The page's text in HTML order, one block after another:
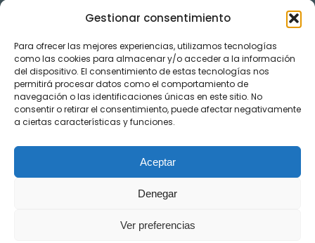
Gestionar consentimiento
Para ofrecer las mejores experiencias, utilizamos tecnologías
como las cookies para almacenar y/o acceder a la información
del dispositivo. El consentimiento de estas tecnologías nos
permitirá procesar datos como el comportamiento de
navegación o las identificaciones únicas en este sitio. No
consentir o retirar el consentimiento, puede afectar negativamente
a ciertas características y funciones.
Aceptar
Denegar
Ver preferencias
605 834 045
948 368 156
Jardinería y Agenda Local 2030
948 074 848
TRANSPARENCIA
Videos de los plenos en YouTube